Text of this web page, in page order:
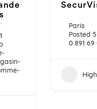
Paris
Posted
0 891 69